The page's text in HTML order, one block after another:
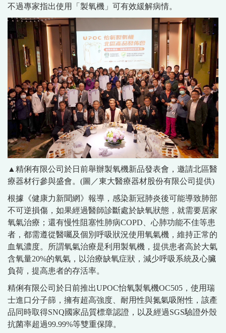
不過專家指出使用「製氧機」可有效緩解病情。
▲精俐有限公司於日前舉辦製氧機新品發表會，邀請北區醫
療器材行參與盛會。(圖／東大醫療器材股份有限公司提供)
根據《健康力新聞網》報導，感染新冠肺炎後可能導致肺部
不可逆損傷，如果經過醫師診斷處於缺氧狀態，就需要居家
氧氣治療；還有慢性阻塞性肺病COPD、心肺功能不佳等患
者，都需遵從醫囑及個別呼吸狀況使用氧氣機，維持正常的
血氧濃度。所謂氧氣治療是利用製氧機，提供患者高於大氣
含氧量20%的氧氣，以治療缺氧症狀，減少呼吸系統及心臟
負荷，提高患者的存活率。
精俐有限公司於日前推出UPOC怡氧製氧機OC505，使用瑞
士進口分子篩，擁有超高強度、耐用性與氮氣吸附性，該產
品同時取得SNQ國家品質標章認證，以及經過SGS驗證外殼
抗菌率超過99.99%等雙重保障。